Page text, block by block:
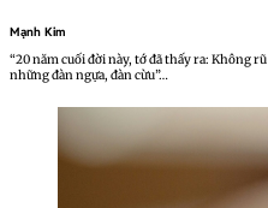
Mạnh Kim
“20 năm cuối đời này, tớ đã thấy ra: Không
những đàn ngựa, đàn cừu”…